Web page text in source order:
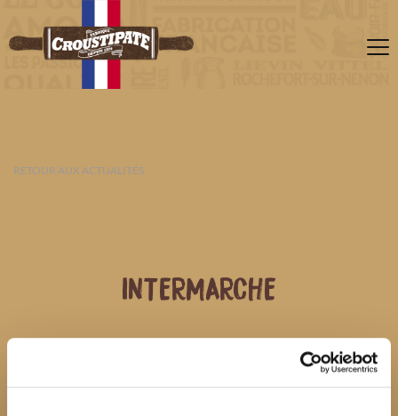
RETOUR AUX ACTUALITÉS
INTERMARCHE